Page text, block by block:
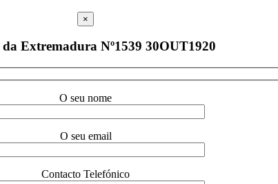
×
Extremadura Nº1539 30OUT1920
O seu nome
O seu email
Contacto Telefónico